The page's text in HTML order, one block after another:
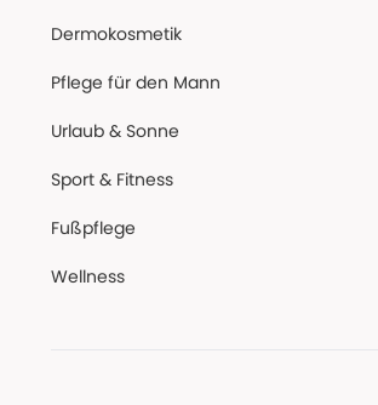
Dermokosmetik
Pflege für den Mann
Urlaub & Sonne
Sport & Fitness
Fußpflege
Wellness